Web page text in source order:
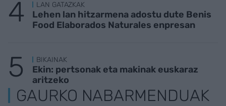
LAN GATAZKAK
Lehen lan hitzarmena adostu dute Benis
Food Elaborados Naturales enpresan
BIKAINAK
Ekin: pertsonak eta makinak euskaraz
aritzeko
GAURKO NABARMENDUAK